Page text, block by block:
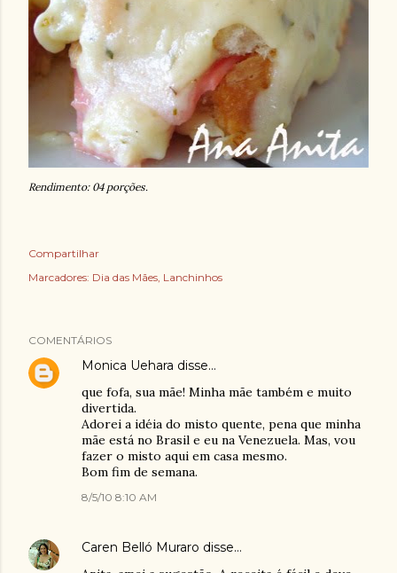
Rendimento: 04 porções.
Compartilhar
Marcadores: Dia das Mães Lanchinhos
COMENTÁRIOS
Monica Uehara disse…
que fofa, sua mãe! Minha mãe também e muito
divertida.
Adorei a idéia do misto quente, pena que minha
mãe está no Brasil e eu na Venezuela. Mas, vou
fazer o misto aqui em casa mesmo.
Bom fim de semana.
8/5/10 8:10 AM
Caren Belló Muraro disse…